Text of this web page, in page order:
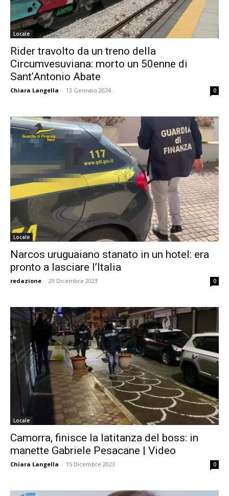
Locale
Rider travolto da un treno della
Circumvesuviana: morto un 50enne di
Sant’Antonio Abate
Chiara Langella - 13 Gennaio 2024 0
Locale
Narcos uruguaiano stanato in un hotel: era
pronto a lasciare l’Italia
redazione - 29 Dicembre 2023 0
Locale
Camorra, finisce la latitanza del boss: in
manette Gabriele Pesacane | Video
Chiara Langella - 15 Dicembre 2023 0